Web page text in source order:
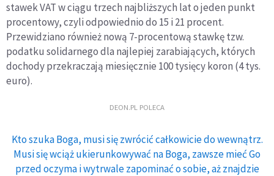
stawek VAT w ciągu trzech najbliższych lat o jeden punkt
procentowy, czyli odpowiednio do 15 i 21 procent.
Przewidziano również nową 7-procentową stawkę tzw.
podatku solidarnego dla najlepiej zarabiających, których
dochody przekraczają miesięcznie 100 tysięcy koron (4 tys.
euro).
DEON.PL POLECA
Kto szuka Boga, musi się zwrócić całkowicie do wewnątrz.
Musi się wciąż ukierunkowywać na Boga, zawsze mieć Go
przed oczyma i wytrwale zapominać o sobie, aż znajdzie